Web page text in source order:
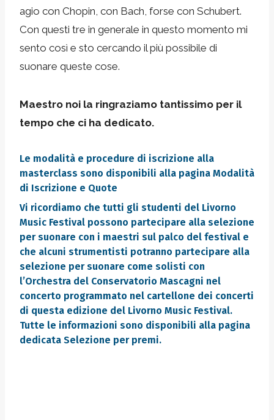
agio con Chopin, con Bach, forse con Schubert.
Con questi tre in generale in questo momento mi
sento così e sto cercando il più possibile di
suonare queste cose.
Maestro noi la ringraziamo tantissimo per il
tempo che ci ha dedicato.
Le modalità e procedure di iscrizione alla
masterclass sono disponibili alla pagina Modalità
di Iscrizione e Quote
Vi ricordiamo che tutti gli studenti del Livorno
Music Festival possono partecipare alla selezione
per suonare con i maestri sul palco del festival e
che alcuni strumentisti potranno partecipare alla
selezione per suonare come solisti con
l’Orchestra del Conservatorio Mascagni nel
concerto programmato nel cartellone dei concerti
di questa edizione del Livorno Music Festival.
Tutte le informazioni sono disponibili alla pagina
dedicata Selezione per premi.